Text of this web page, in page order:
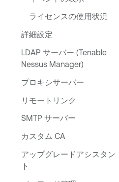
ライセンスの使用状況
詳細設定
LDAP サーバー (Tenable
Nessus Manager)
プロキシサーバー
リモートリンク
SMTP サーバー
カスタム CA
アップグレードアシスタン
ト